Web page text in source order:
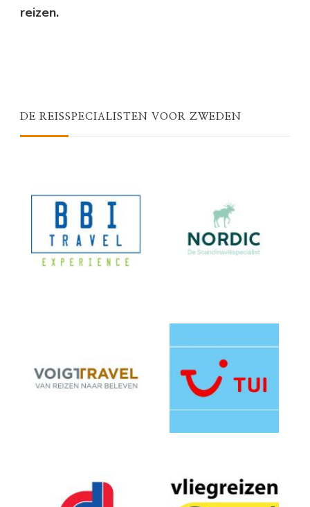
reizen.
DE REISSPECIALISTEN VOOR ZWEDEN